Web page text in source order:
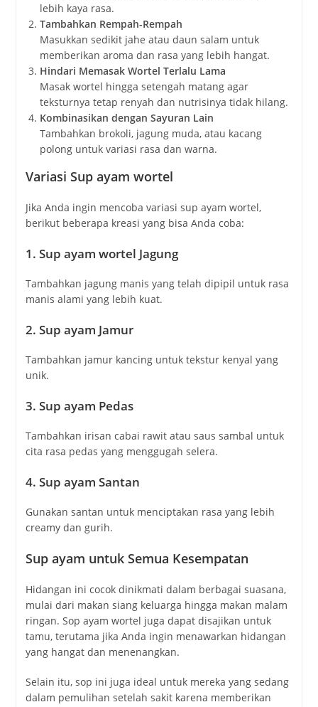
lebih kaya rasa.
Tambahkan Rempah-Rempah
Masukkan sedikit jahe atau daun salam untuk
memberikan aroma dan rasa yang lebih hangat.
Hindari Memasak Wortel Terlalu Lama
Masak wortel hingga setengah matang agar
teksturnya tetap renyah dan nutrisinya tidak hilang.
Kombinasikan dengan Sayuran Lain
Tambahkan brokoli, jagung muda, atau kacang
polong untuk variasi rasa dan warna.
Variasi Sup ayam wortel
Jika Anda ingin mencoba variasi sup ayam wortel,
berikut beberapa kreasi yang bisa Anda coba:
1. Sup ayam wortel Jagung
Tambahkan jagung manis yang telah dipipil untuk rasa
manis alami yang lebih kuat.
2. Sup ayam Jamur
Tambahkan jamur kancing untuk tekstur kenyal yang
unik.
3. Sup ayam Pedas
Tambahkan irisan cabai rawit atau saus sambal untuk
cita rasa pedas yang menggugah selera.
4. Sup ayam Santan
Gunakan santan untuk menciptakan rasa yang lebih
creamy dan gurih.
Sup ayam untuk Semua Kesempatan
Hidangan ini cocok dinikmati dalam berbagai suasana,
mulai dari makan siang keluarga hingga makan malam
ringan. Sop ayam wortel juga dapat disajikan untuk
tamu, terutama jika Anda ingin menawarkan hidangan
yang hangat dan menenangkan.
Selain itu, sop ini juga ideal untuk mereka yang sedang
dalam pemulihan setelah sakit karena memberikan